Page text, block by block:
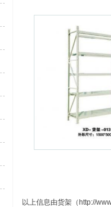
以上信息由货架（http://